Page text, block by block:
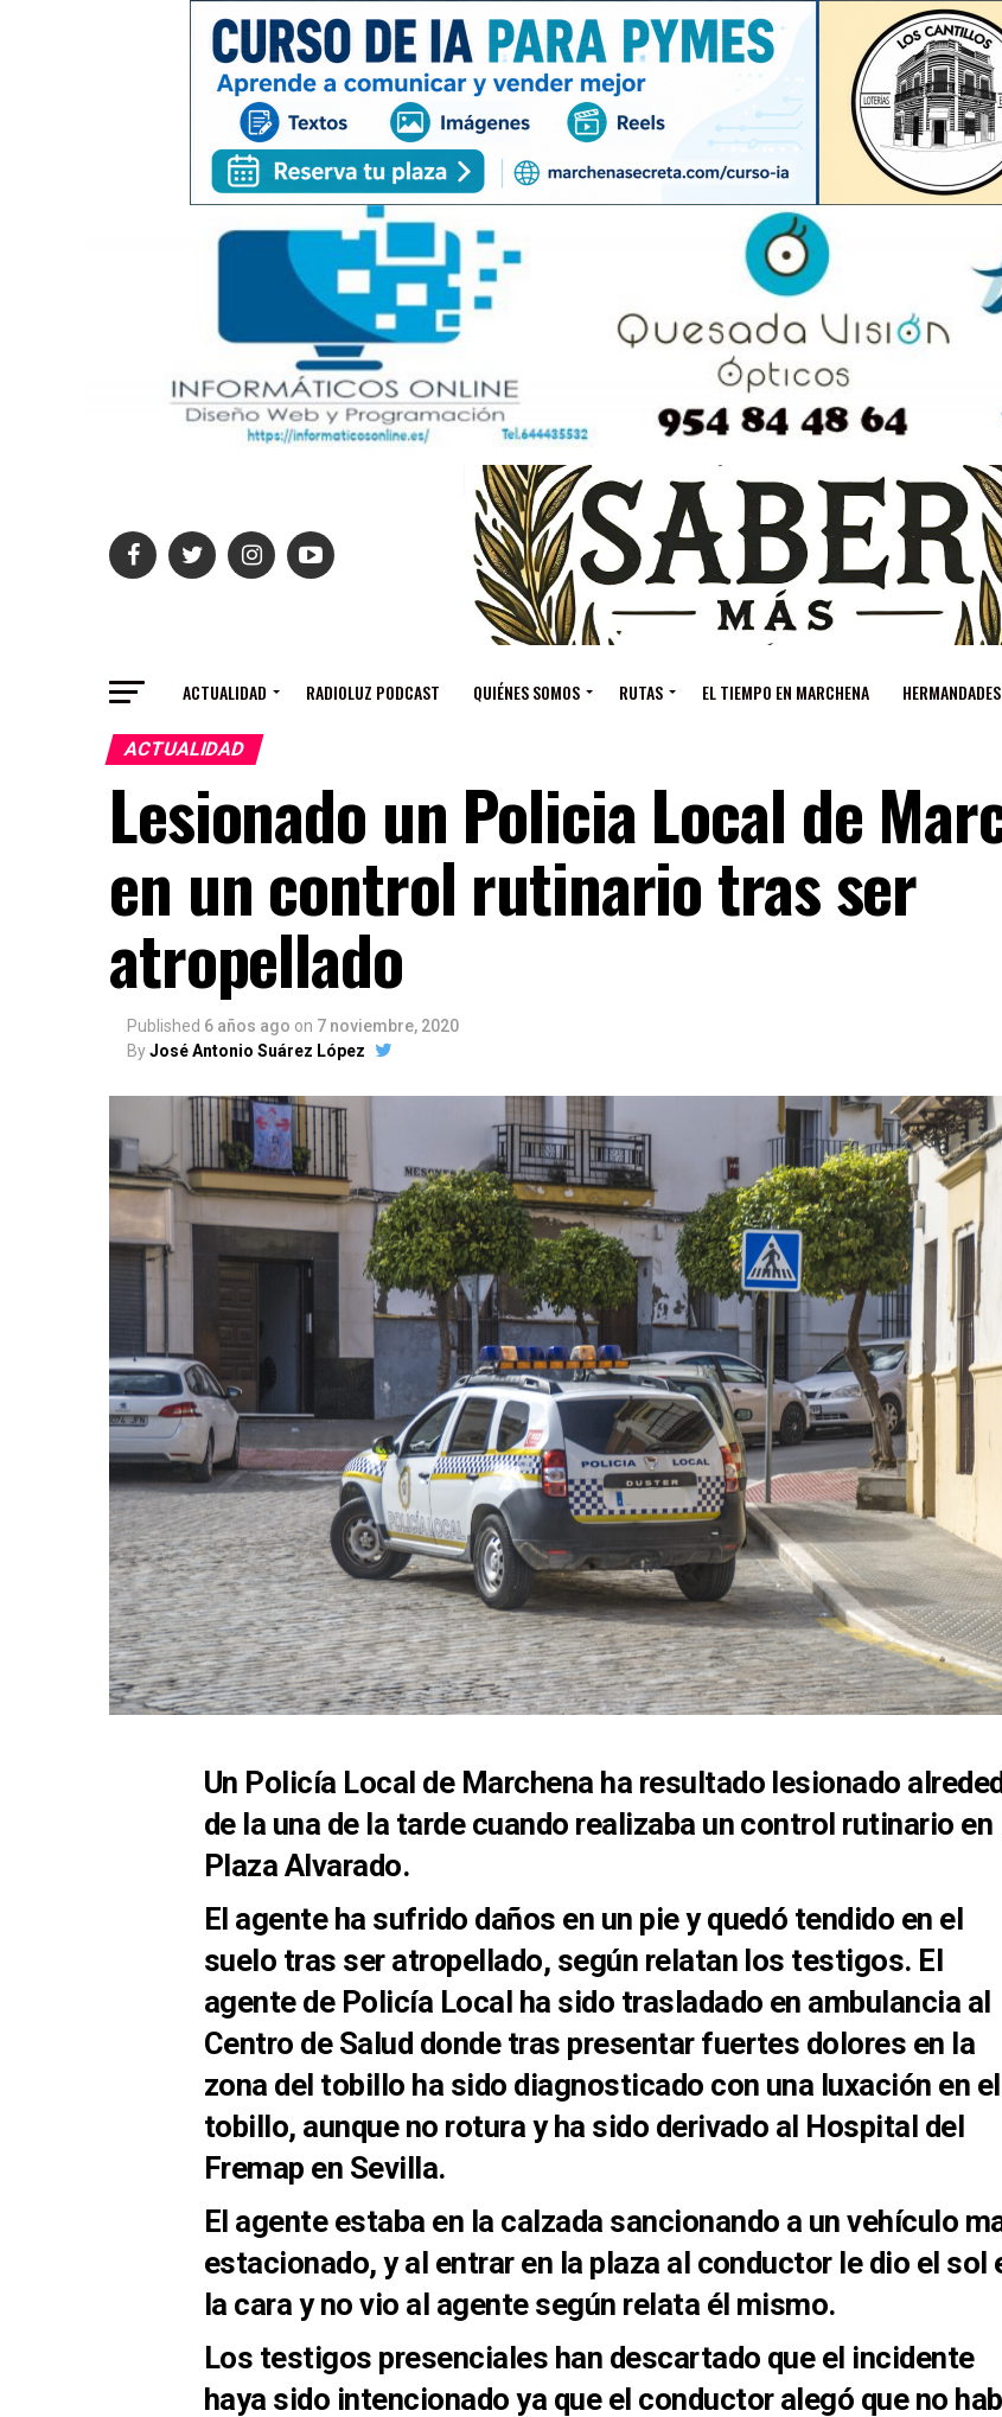
ACTUALIDAD RADIOLUZ PODCAST QUIÉNES SOMOS RUTAS EL TIEMPO EN MARCHENA HERMANDADES
ACTUALIDAD
Lesionado un Policia Local de
en un control rutinario tras ser
atropellado
Published 6 años ago on 7 noviembre, 2020
ByJosé Antonio Suárez López
Un Policía Local de Marchena ha resultado lesionado
de la una de la tarde cuando realizaba un control rutinario en
Plaza Alvarado.
El agente ha sufrido daños en un pie y quedó tendido en el
suelo tras ser atropellado, según relatan los testigos. El
agente de Policía Local ha sido trasladado en ambulancia al
Centro de Salud donde tras presentar fuertes dolores en la
zona del tobillo ha sido diagnosticado con una luxación en el
tobillo, aunque no rotura y ha sido derivado al Hospital del
Fremap en Sevilla.
El agente estaba en la calzada sancionando a un vehículo
estacionado, y al entrar en la plaza al conductor le dio el sol
la cara y no vio al agente según relata él mismo.
Los testigos presenciales han descartado que el incidente
haya sido intencionado ya que el conductor alegó que no